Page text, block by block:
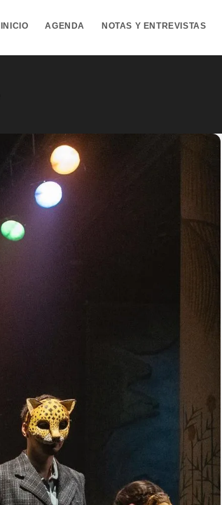
INICIO AGENDA NOTAS Y ENTREVISTAS